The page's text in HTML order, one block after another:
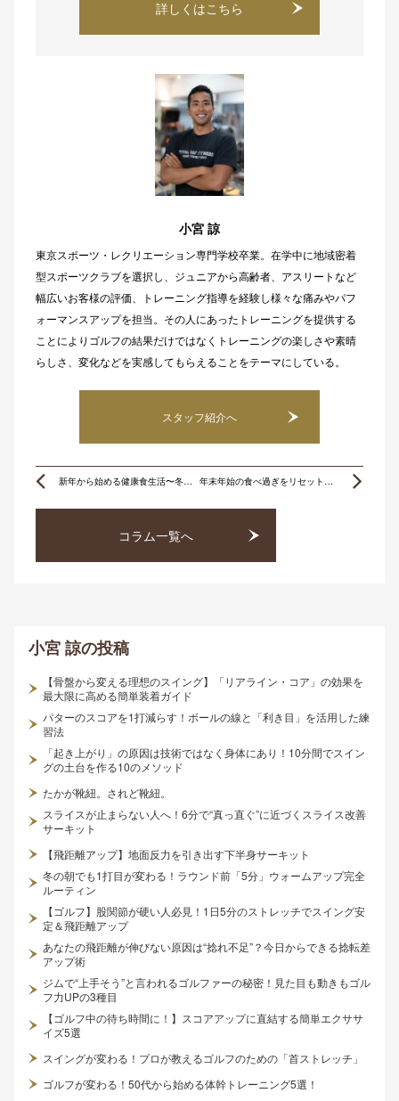
詳しくはこちら
小宮 諒
東京スポーツ・レクリエーション専門学校卒業。在学中に地域密着
型スポーツクラブを選択し、ジュニアから高齢者、アスリートなど
幅広いお客様の評価、トレーニング指導を経験し様々な痛みやパフ
ォーマンスアップを担当。その人にあったトレーニングを提供する
ことによりゴルフの結果だけではなくトレーニングの楽しさや素晴
らしさ、変化などを実感してもらえることをテーマにしている。
スタッフ紹介へ
Prev 新年から始める健康食生活〜冬の栄養習慣ベスト3〜 年末年始の食べ過ぎをリセット！胃腸を整える食事はこれ！
コラム一覧へ
小宮 諒の投稿
【骨盤から変える理想のスイング】「リアライン・コア」の効果を
最大限に高める簡単装着ガイド
パターのスコアを1打減らす！ボールの線と「利き目」を活用した練
習法
「起き上がり」の原因は技術ではなく身体にあり！10分間でスイン
グの土台を作る10のメソッド
たかが靴紐。されど靴紐。
スライスが止まらない人へ！6分で“真っ直ぐ”に近づくスライス改善
サーキット
【飛距離アップ】地面反力を引き出す下半身サーキット
冬の朝でも1打目が変わる！ラウンド前「5分」ウォームアップ完全
ルーティン
【ゴルフ】股関節が硬い人必見！1日5分のストレッチでスイング安
定＆飛距離アップ
あなたの飛距離が伸びない原因は“捻れ不足”？今日からできる捻転差
アップ術
ジムで“上手そう”と言われるゴルファーの秘密！見た目も動きもゴル
フ力UPの3種目
【ゴルフ中の待ち時間に！】スコアアップに直結する簡単エクササ
イズ5選
スイングが変わる！プロが教えるゴルフのための「首ストレッチ」
ゴルフが変わる！50代から始める体幹トレーニング5選！